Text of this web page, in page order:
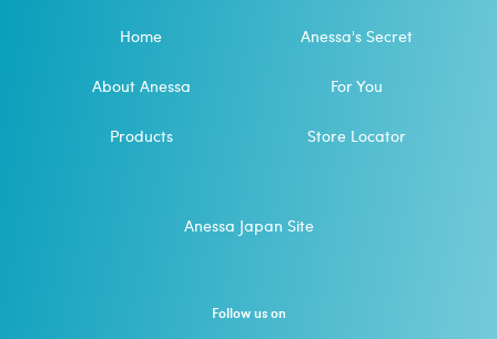
Home
About Anessa
Products
Anessa's Secret
For You
Store Locator
Anessa Japan Site
Follow us on